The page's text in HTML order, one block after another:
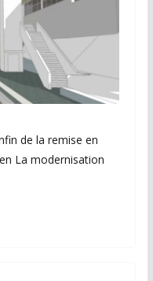
de la remise en
La modernisation